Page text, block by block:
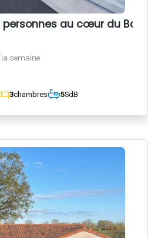
personnes au cœur du
la semaine
3chambres 5SdB